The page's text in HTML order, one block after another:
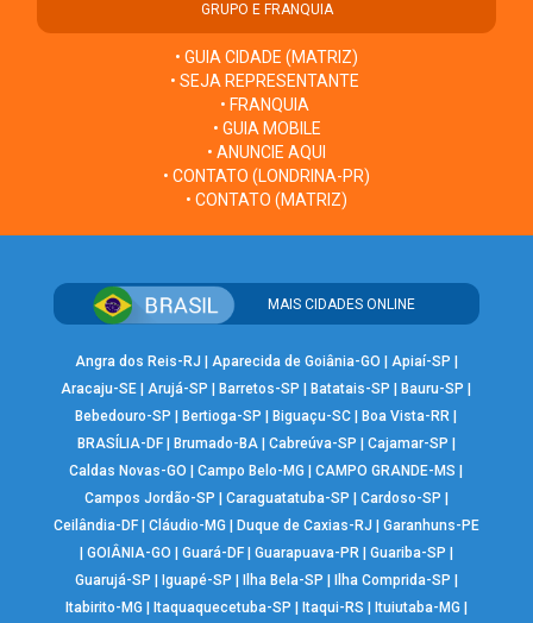
GRUPO E FRANQUIA
• GUIA CIDADE (MATRIZ)
• SEJA REPRESENTANTE
• FRANQUIA
• GUIA MOBILE
• ANUNCIE AQUI
• CONTATO (LONDRINA-PR)
• CONTATO (MATRIZ)
MAIS CIDADES ONLINE
Angra dos Reis-RJ Aparecida de Goiânia-GO Apiaí-SP
Aracaju-SE |Arujá-SP Barretos-SP Batatais-SP Bauru-SP
Bebedouro-SP
Bertioga-SP Biguaçu-SC Boa Vista-RR
BRASÍLIA-DF| Brumado-BA| Cabreúva-SP Cajamar-SP
Caldas Novas-GO
|Campo Belo-MG |CAMPO GRANDE-MS
Campos Jordão-SP
Caraguatatuba-SP Cardoso-SP
Ceilândia-DF| Cláudio-MG Duque de Caxias-RJ
Garanhuns-PE
GOIÂNIA-GO Guará-DF| Guarapuava-PR| Guariba-SP
Guarujá-SP
Iguapé-SP Ilha Bela-SP Ilha Comprida-SP
Itabirito-MG
Itaquaquecetuba-SP Itaqui-RS Ituiutaba-MG